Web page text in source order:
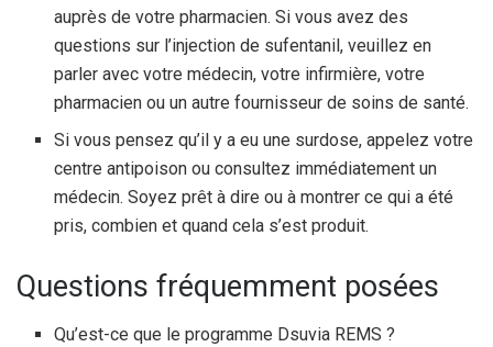
auprès de votre pharmacien. Si vous avez des
questions sur l’injection de sufentanil, veuillez en
parler avec votre médecin, votre infirmière, votre
pharmacien ou un autre fournisseur de soins de santé.
Si vous pensez qu’il y a eu une surdose, appelez votre
centre antipoison ou consultez immédiatement un
médecin. Soyez prêt à dire ou à montrer ce qui a été
pris, combien et quand cela s’est produit.
Questions fréquemment posées
Qu’est-ce que le programme Dsuvia REMS ?